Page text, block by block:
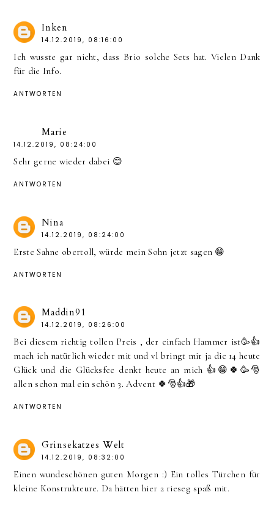
Inken
14.12.2019, 08:16:00
Ich wusste gar nicht, dass Brio solche Sets hat. Vielen Dank
für die Info.
ANTWORTEN
Marie
14.12.2019, 08:24:00
Sehr gerne wieder dabei 😊
ANTWORTEN
Nina
14.12.2019, 08:24:00
Erste Sahne obertoll, würde mein Sohn jetzt sagen 😁
ANTWORTEN
Maddin91
14.12.2019, 08:26:00
Bei diesem richtig tollen Preis , der einfach Hammer ist🥳👍
mach ich natürlich wieder mit und vl bringt mir ja die 14 heute
Glück und die Glücksfee denkt heute an mich 👍😁🍀🥳🎅
allen schon mal ein schön 3. Advent 🍀🎅👍🎁
ANTWORTEN
Grinsekatzes Welt
14.12.2019, 08:32:00
Einen wundeschönen guten Morgen :) Ein tolles Türchen für
kleine Konstrukteure. Da hätten hier 2 rieseg spaß mit.